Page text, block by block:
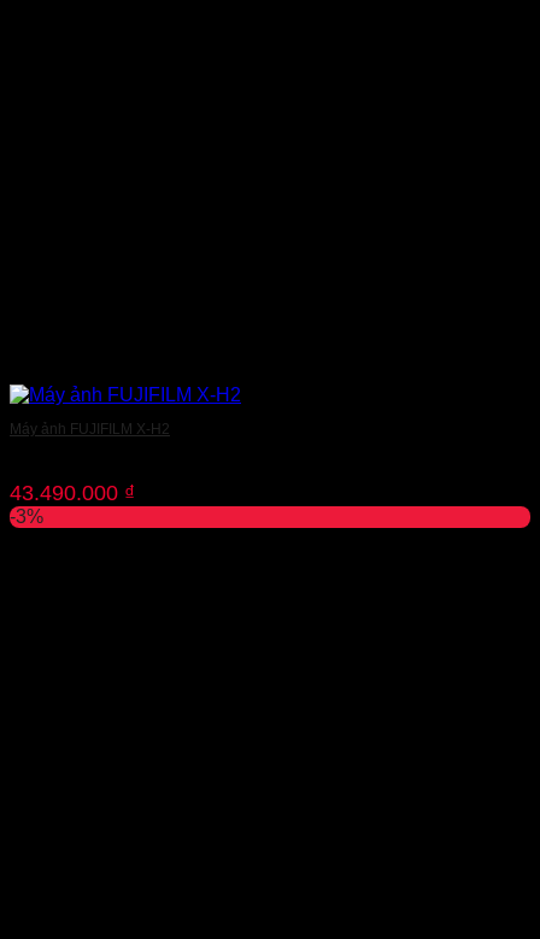
Máy ảnh FUJIFILM X-H2
43.490.000 ₫
-3%